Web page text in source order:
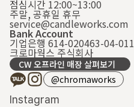
점심시간 12:00~13:00
주말, 공휴일 휴무
service@candleworks.com
Bank Account
기업은행 614-020463-04-011
크로마웍스 주식회사
CW 오프라인 매장 살펴보기
@chromaworks
Instagram